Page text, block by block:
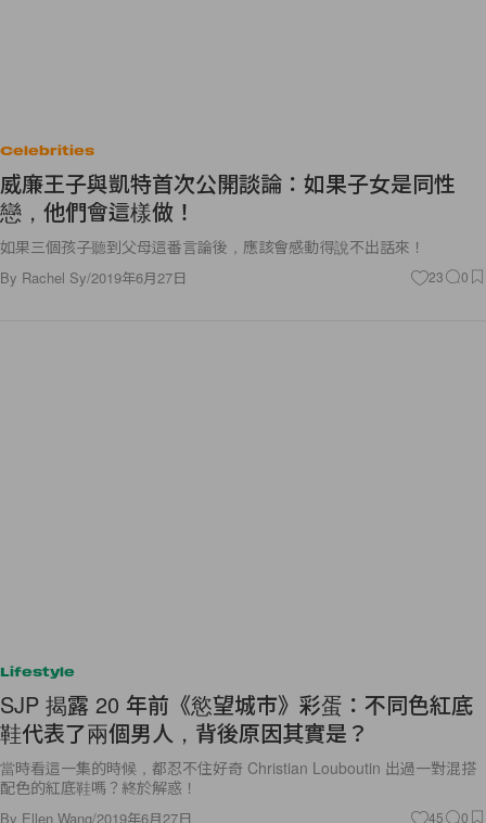
Celebrities
威廉王子與凱特首次公開談論：如果子女是同性
戀，他們會這樣做！
如果三個孩子聽到父母這番言論後，應該會感動得說不出話來！
By Rachel Sy/2019年6月27日 23 0
Lifestyle
SJP 揭露 20 年前《慾望城市》彩蛋：不同色紅底
鞋代表了兩個男人，背後原因其實是？
當時看這一集的時候，都忍不住好奇 Christian Louboutin 出過一對混搭
配色的紅底鞋嗎？終於解惑！
By Ellen Wang/2019年6月27日 45 0